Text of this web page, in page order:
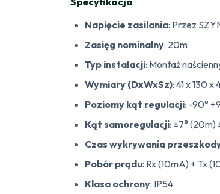
Napięcie zasilania: Przez
Zasięg nominalny: 20m
Typ instalacji: Montaż
Wymiary (DxWxSz): 41 x 130 x
Poziomy kąt regulacji: -90°
Kąt samoregulacji: ±7° (20m)
Czas wykrywania
Pobór prądu: Rx (10mA) + Tx
Klasa ochrony: IP54